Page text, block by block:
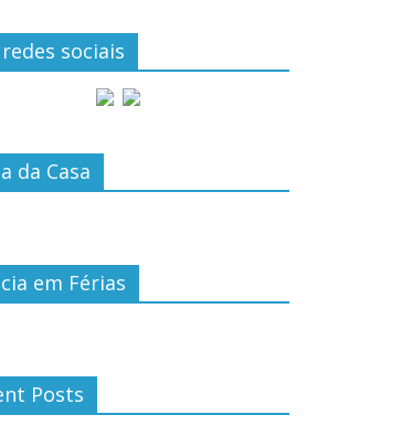
sociais
da Casa
em Férias
Posts